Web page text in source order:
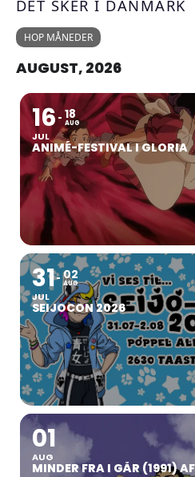
DET SKER I DANMARK
HOP MÅNEDER
AUGUST, 2026
16
JUL
18
AUG
ANIMÉ-FESTIVAL I GLORIA
31
JUL
02
AUG
SEIJOCON 2026
01
AUG
MINDER FRA I GÅR (1991)